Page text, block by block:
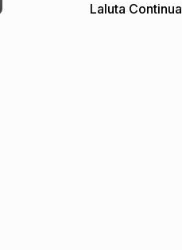
Laluta Continua